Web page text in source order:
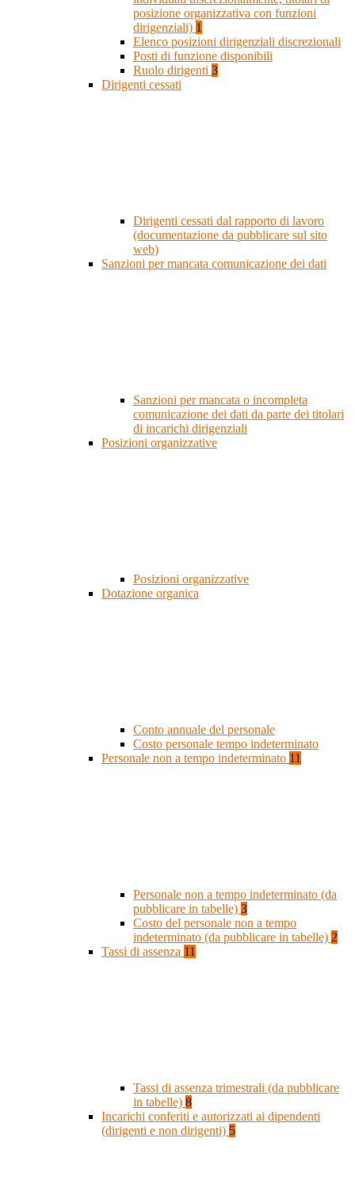
posizione organizzativa con funzioni
dirigenziali) 1
Elenco posizioni dirigenziali discrezionali
Posti di funzione disponibili
Ruolo dirigenti 3
Dirigenti cessati
Dirigenti cessati dal rapporto di lavoro
(documentazione da pubblicare sul sito
web)
Sanzioni per mancata comunicazione dei dati
Sanzioni per mancata o incompleta
comunicazione dei dati da parte dei titolari
di incarichi dirigenziali
Posizioni organizzative
Posizioni organizzative
Dotazione organica
Conto annuale del personale
Costo personale tempo indeterminato
Personale non a tempo indeterminato 11
Personale non a tempo indeterminato (da
pubblicare in tabelle) 3
Costo del personale non a tempo
indeterminato (da pubblicare in tabelle) 2
Tassi di assenza 11
Tassi di assenza trimestrali (da pubblicare
in tabelle) 8
Incarichi conferiti e autorizzati ai dipendenti
(dirigenti e non dirigenti) 5